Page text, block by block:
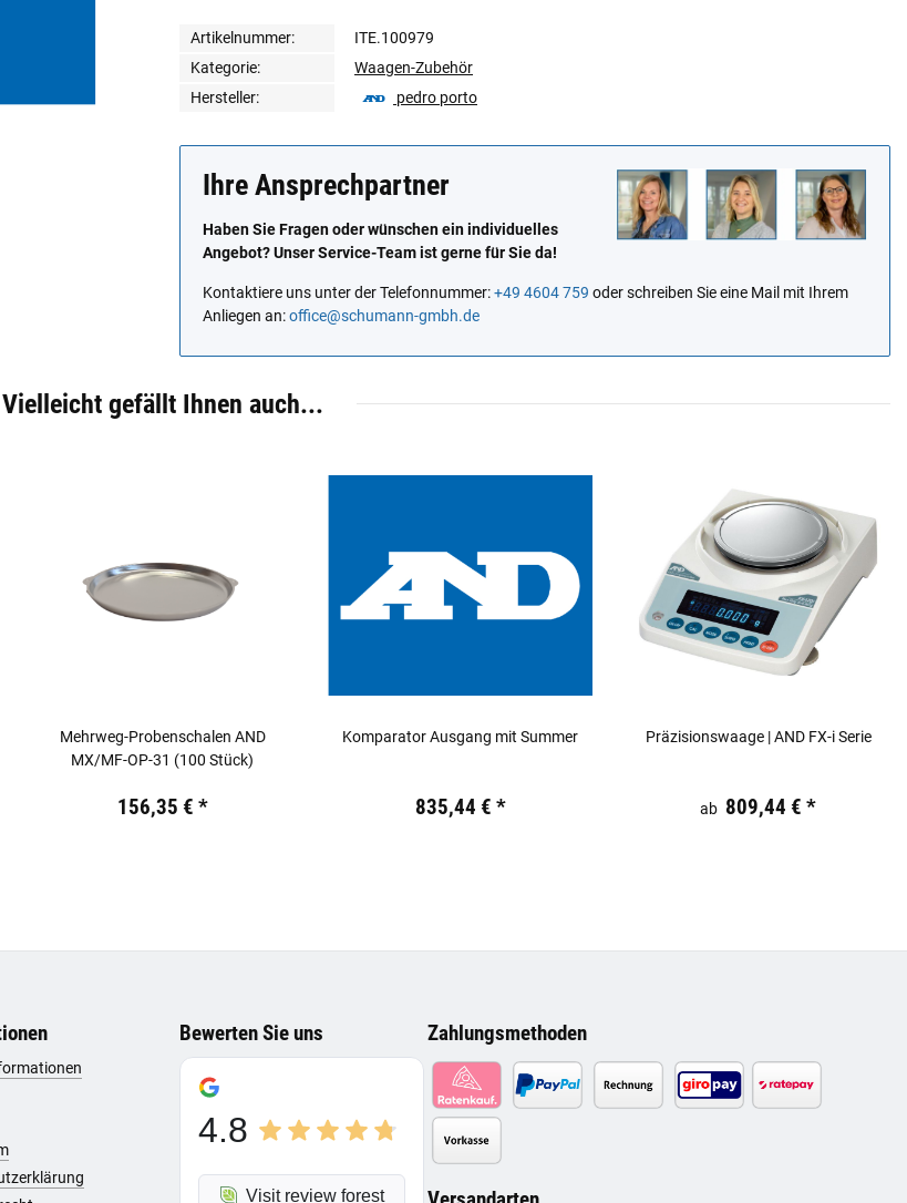
Artikelnummer:
ITE.100979
Kategorie:
Waagen-Zubehör
Hersteller:
pedro porto
Ihre Ansprechpartner
Haben Sie Fragen oder wünschen ein individuelles
Angebot? Unser Service-Team ist gerne für Sie da!
Kontaktiere uns unter der Telefonnummer:+49 4604 759 oder schreiben Sie eine Mail mit Ihrem
Anliegen an:office@schumann-gmbh.de
Vielleicht gefällt Ihnen auch...
Mehrweg-Probenschalen AND
MX/MF-OP-31 (100 Stück)
19,44 €inkl. 19% USt.
156,35 € *
Komparator Ausgang mit Summer
19,44 €inkl. 19% USt.
835,44 € *
Präzisionswaage | AND FX-i Serie
19,44 € inkl. 19% USt.
ab 809,44 € *
Bewerten Sie uns
4.8
Visit review forest
Zahlungsmethoden